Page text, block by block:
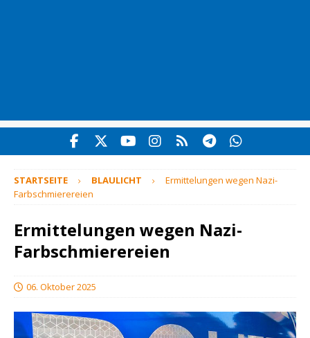
STARTSEITE BLAULICHT
Ermittelungen wegen Nazi-
Farbschmierereien
Ermittelungen wegen Nazi-
Farbschmierereien
06. Oktober 2025